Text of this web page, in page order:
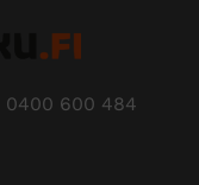
0400 600 484